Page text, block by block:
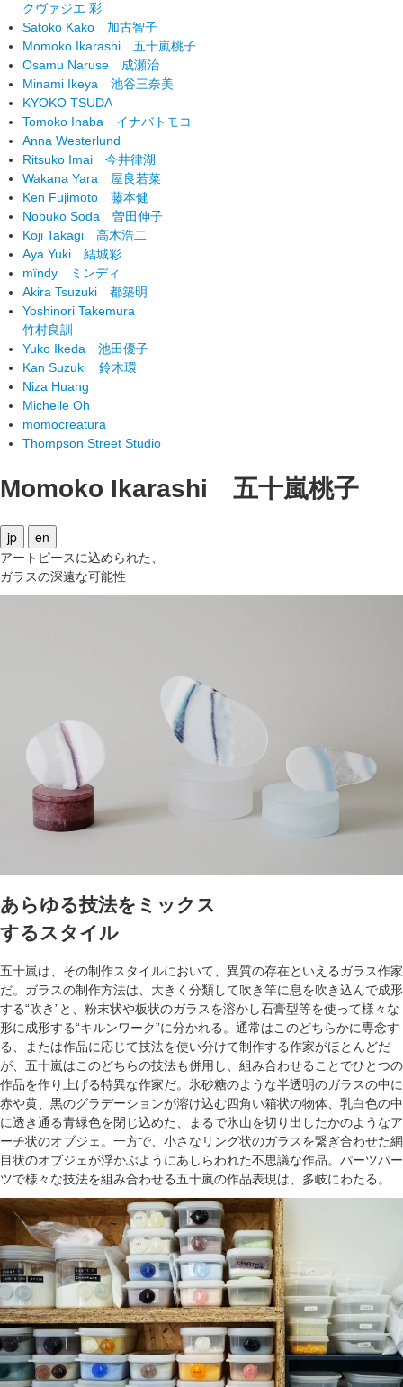
クヴァジエ 彩
Satoko Kako 加古智子
Momoko Ikarashi 五十嵐桃子
Osamu Naruse 成瀬治
Minami Ikeya 池谷三奈美
KYOKO TSUDA
Tomoko Inaba イナバトモコ
Anna Westerlund
Ritsuko Imai 今井律湖
Wakana Yara 屋良若菜
Ken Fujimoto 藤本健
Nobuko Soda 曽田伸子
Koji Takagi 高木浩二
Aya Yuki 結城彩
mïndy ミンディ
Akira Tsuzuki 都築明
Yoshinori Takemura
竹村良訓
Yuko Ikeda 池田優子
Kan Suzuki 鈴木環
Niza Huang
Michelle Oh
momocreatura
Thompson Street Studio
Momoko Ikarashi 五十嵐桃子
jp en
アートピースに込められた、
ガラスの深遠な可能性
あらゆる技法をミックス
するスタイル
五十嵐は、その制作スタイルにおいて、異質の存在といえるガラス作家
だ。ガラスの制作方法は、大きく分類して吹き竿に息を吹き込んで成形
する“吹き”と、粉末状や板状のガラスを溶かし石膏型等を使って様々な
形に成形する“キルンワーク”に分かれる。通常はこのどちらかに専念す
る、または作品に応じて技法を使い分けて制作する作家がほとんどだ
が、五十嵐はこのどちらの技法も併用し、組み合わせることでひとつの
作品を作り上げる特異な作家だ。氷砂糖のような半透明のガラスの中に
赤や黄、黒のグラデーションが溶け込む四角い箱状の物体、乳白色の中
に透き通る青緑色を閉じ込めた、まるで氷山を切り出したかのようなア
ーチ状のオブジェ。一方で、小さなリング状のガラスを繋ぎ合わせた網
目状のオブジェが浮かぶようにあしらわれた不思議な作品。パーツパー
ツで様々な技法を組み合わせる五十嵐の作品表現は、多岐にわたる。